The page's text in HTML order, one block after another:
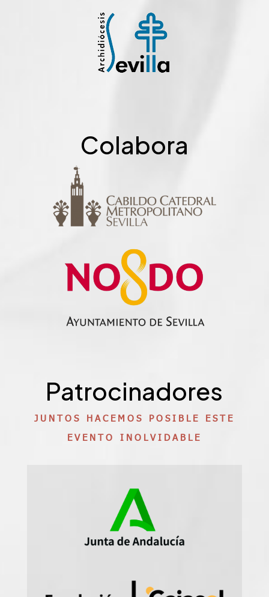
Colabora
Patrocinadores
JUNTOS HACEMOS POSIBLE ESTE
EVENTO INOLVIDABLE